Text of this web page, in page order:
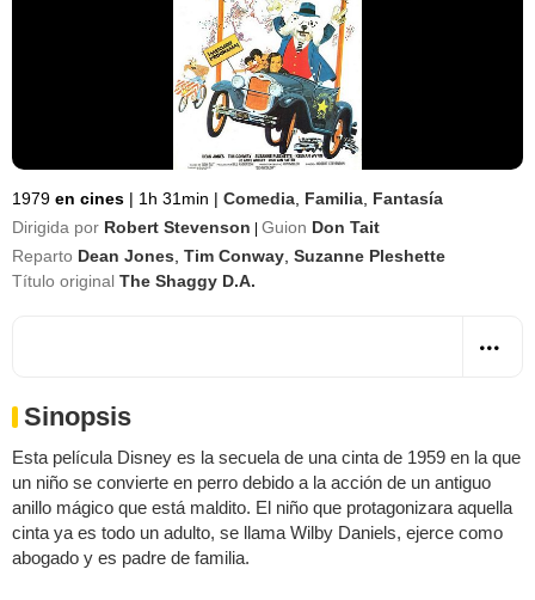
1979 en cines | 1h 31min | Comedia Familia Fantasía
Dirigida por Robert Stevenson Guion Don Tait
Reparto Dean Jones Tim Conway Suzanne Pleshette
Título original The Shaggy D.A.
Sinopsis
Esta película Disney es la secuela de una cinta de 1959 en la que
un niño se convierte en perro debido a la acción de un antiguo
anillo mágico que está maldito. El niño que protagonizara aquella
cinta ya es todo un adulto, se llama Wilby Daniels, ejerce como
abogado y es padre de familia.